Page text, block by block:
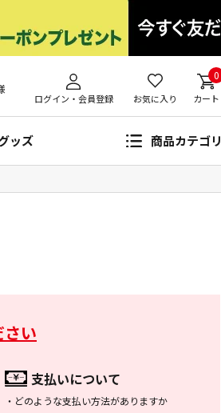
ログイン・会員登録 お気に入り
0
カート
ッズ 商品カテゴリ
い
支払いについて
・ どのような支払い方法がありますか